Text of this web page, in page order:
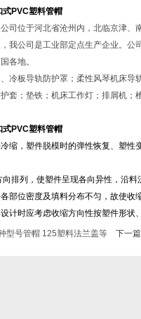
式PVC塑料管帽
司位于河北省沧州内，北临京津
我公司是工业部定点生产企业。
各地。
、冷板导轨防护罩；柔性风琴机床导
套；垫铁；机床工作灯；排屑机；
式PVC塑料管帽
缩，塑件脱模时的弹性恢复、塑
排列，使塑件呈现各向异性，沿
部位密度及填料分布不匀，故使
计时应考虑收缩方向性按塑件形状
型号管帽 125塑料法兰盖等下一篇